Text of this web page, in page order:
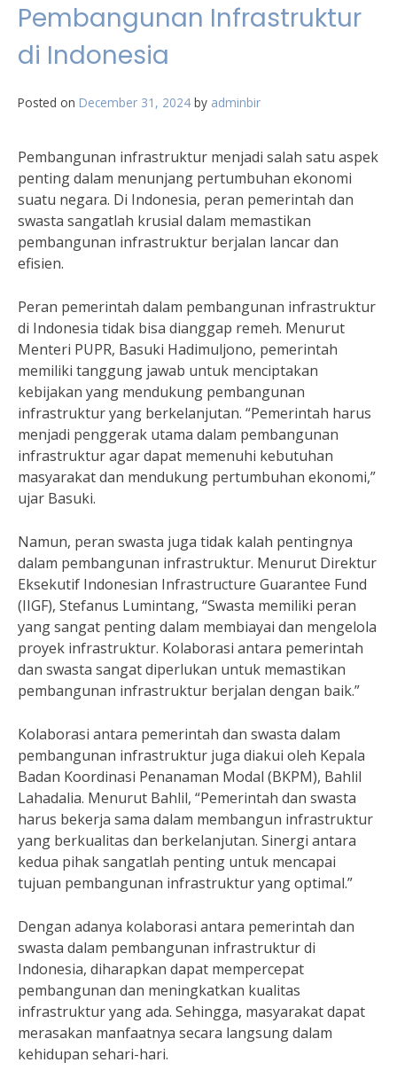
Pembangunan Infrastruktur
di Indonesia
Posted on December 31, 2024 by adminbir
Pembangunan infrastruktur menjadi salah satu aspek
penting dalam menunjang pertumbuhan ekonomi
suatu negara. Di Indonesia, peran pemerintah dan
swasta sangatlah krusial dalam memastikan
pembangunan infrastruktur berjalan lancar dan
efisien.
Peran pemerintah dalam pembangunan infrastruktur
di Indonesia tidak bisa dianggap remeh. Menurut
Menteri PUPR, Basuki Hadimuljono, pemerintah
memiliki tanggung jawab untuk menciptakan
kebijakan yang mendukung pembangunan
infrastruktur yang berkelanjutan. “Pemerintah harus
menjadi penggerak utama dalam pembangunan
infrastruktur agar dapat memenuhi kebutuhan
masyarakat dan mendukung pertumbuhan ekonomi,”
ujar Basuki.
Namun, peran swasta juga tidak kalah pentingnya
dalam pembangunan infrastruktur. Menurut Direktur
Eksekutif Indonesian Infrastructure Guarantee Fund
(IIGF), Stefanus Lumintang, “Swasta memiliki peran
yang sangat penting dalam membiayai dan mengelola
proyek infrastruktur. Kolaborasi antara pemerintah
dan swasta sangat diperlukan untuk memastikan
pembangunan infrastruktur berjalan dengan baik.”
Kolaborasi antara pemerintah dan swasta dalam
pembangunan infrastruktur juga diakui oleh Kepala
Badan Koordinasi Penanaman Modal (BKPM), Bahlil
Lahadalia. Menurut Bahlil, “Pemerintah dan swasta
harus bekerja sama dalam membangun infrastruktur
yang berkualitas dan berkelanjutan. Sinergi antara
kedua pihak sangatlah penting untuk mencapai
tujuan pembangunan infrastruktur yang optimal.”
Dengan adanya kolaborasi antara pemerintah dan
swasta dalam pembangunan infrastruktur di
Indonesia, diharapkan dapat mempercepat
pembangunan dan meningkatkan kualitas
infrastruktur yang ada. Sehingga, masyarakat dapat
merasakan manfaatnya secara langsung dalam
kehidupan sehari-hari.